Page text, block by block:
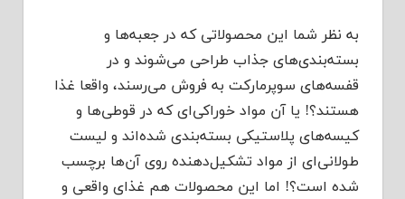
به نظر شما این محصولاتی که در جعبه‌ها و
بسته‌بندی‌های جذاب طراحی می‌شوند و در
قفسه‌های سوپرمارکت به فروش می‌رسند، واقعا غذا
هستند؟! یا آن مواد خوراکی‌ای که در قوطی‌ها و
کیسه‌های پلاستیکی بسته‌بندی شده‌اند و لیست
طولانی‌ای از مواد تشکیل‌دهنده روی آن‌ها برچسب
شده است؟! اما این محصولات هم غذای واقعی و